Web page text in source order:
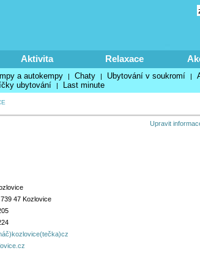
Aktivita Relaxace
a autokempy | Chaty | Ubytování v soukromí |
ubytování | Last minute
Upravit
47 Kozlovice